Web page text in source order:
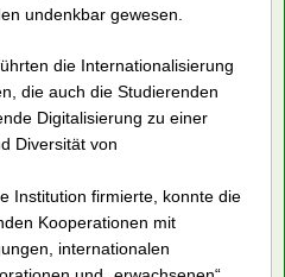
undenkbar gewesen.
die Internationalisierung
die auch die Studierenden
Digitalisierung zu einer
Diversität von
Institution firmierte, konnte die
Kooperationen mit
internationalen